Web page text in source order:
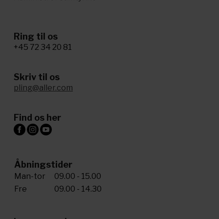
Ring til os
+45 72 34 20 81
Skriv til os
pling@aller.com
Find os her
Åbningstider
Man-tor
09.00 - 15.00
Fre
09.00 - 14.30